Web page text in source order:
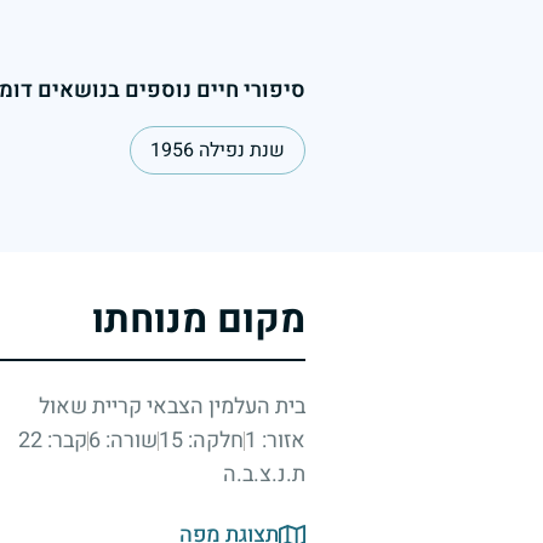
סיפורי חיים נוספים בנושאים
שנת נפילה 1956
מקום מנוחתו
בית העלמין הצבאי קריית שאול
אזור: 1
חלקה: 15 שורה: 6
קבר: 22
ת.נ.צ.ב.ה
תצוגת מפה